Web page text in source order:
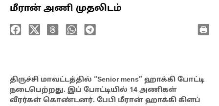
மீரான் அணி முதலிடம்
திருச்சி மாவட்டத்தில் “Senior mens” ஹாக்கி போட்டி
நடைபெற்றது. இப் போட்டியில் 14 அணிகள்
வீரர்கள் கொண்டனர். பேபி மீரான் ஹாக்கி கிளப்